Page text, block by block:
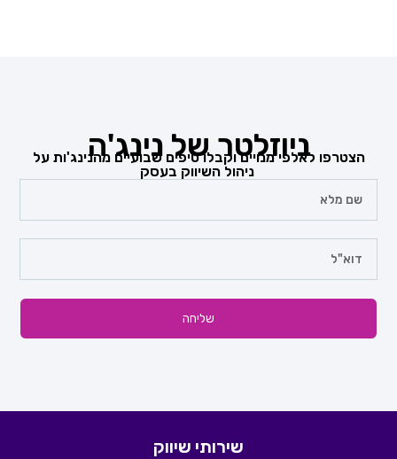
ניוזלטר של נינג'ה
הצטרפו לאלפי מנויים וקבלו טיפים שבועיים מהנינג'ות על
ניהול השיווק בעסק
שליחה
שירותי שיווק